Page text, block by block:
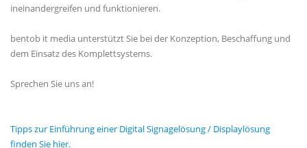
ineinandergreifen und funktionieren.
bentob it media unterstützt Sie bei der Konzeption, Beschaffung und
dem Einsatz des Komplettsystems.
Sprechen Sie uns an!
Tipps zur Einführung einer Digital Signagelösung / Displaylösung
finden Sie hier.